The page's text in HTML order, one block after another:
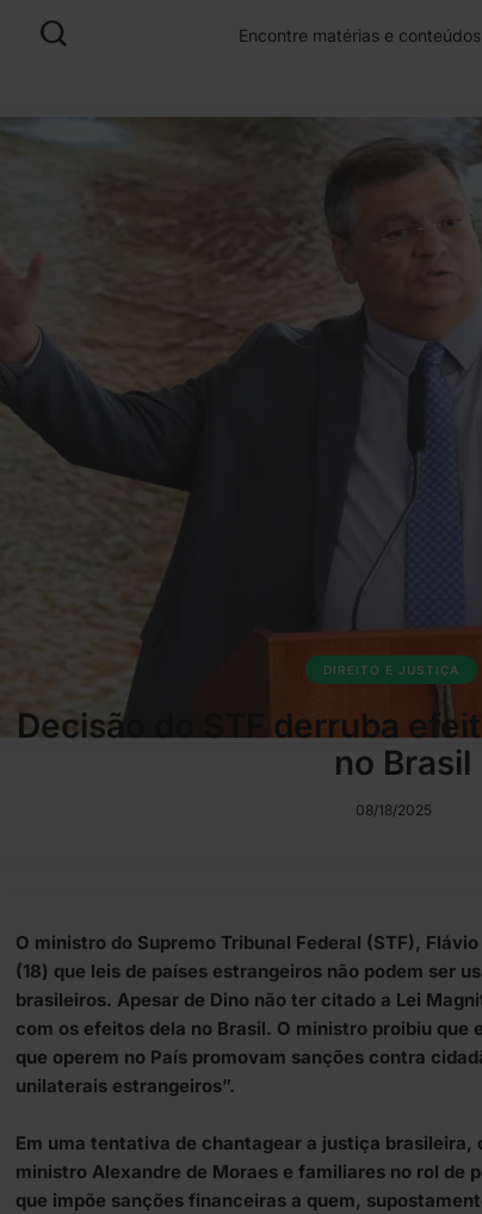
DIREITO E JUSTIÇA
Decisão do STF derruba
no Brasil
08/18/2025
O ministro do Supremo Tribunal Federal (STF),
(18) que leis de países estrangeiros não podem ser
brasileiros. Apesar de Dino não ter citado a Lei
com os efeitos dela no Brasil. O ministro proibiu que
que operem no País promovam sanções contra
unilaterais estrangeiros”.
Em uma tentativa de chantagear a justiça brasileira,
ministro Alexandre de Moraes e familiares no rol de
que impõe sanções financeiras a quem,